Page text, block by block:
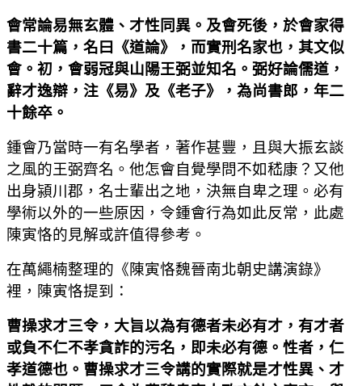
會常論易無玄體、才性同異。及會死後，於會家得
書二十篇，名曰《道論》，而實刑名家也，其文似
會。初，會弱冠與山陽王弼並知名。弼好論儒道，
辭才逸辯，注《易》及《老子》，為尚書郎，年二
十餘卒。
鍾會乃當時一有名學者，著作甚豐，且與大振玄談
之風的王弼齊名。他怎會自覺學問不如嵇康？又他
出身潁川郡，名士輩出之地，決無自卑之理。必有
學術以外的一些原因，令鍾會行為如此反常，此處
陳寅恪的見解或許值得參考。
在萬繩楠整理的《陳寅恪魏晉南北朝史講演錄》
裡，陳寅恪提到：
曹操求才三令，大旨以為有德者未必有才，有才者
或負不仁不孝貪詐的污名，即未必有德。性者，仁
孝道德也。曹操求才三令講的實際就是才性異、才